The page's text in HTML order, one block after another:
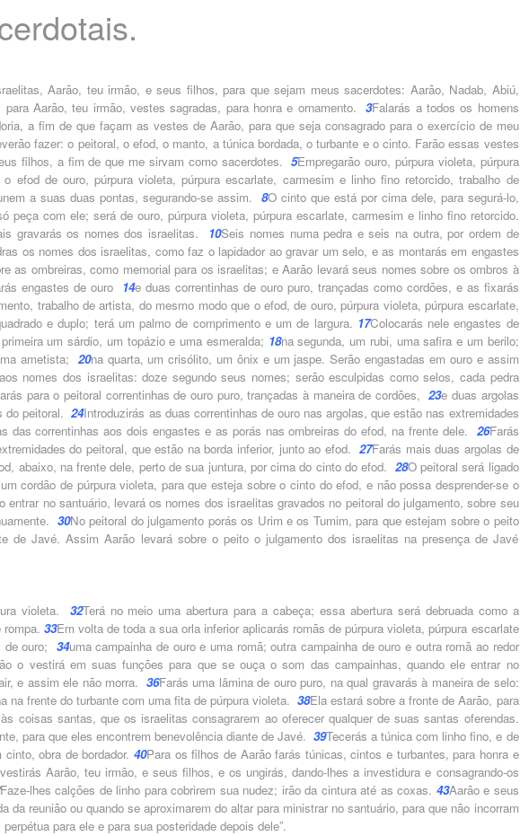
Aarão, teu irmão, e seus filhos, para que sejam meus sacerdotes: Aarão, Nadab, Abiú,
para Aarão, teu irmão, vestes sagradas, para honra e ornamento.3Falarás a todos os homens
a fim de que façam as vestes de Aarão, para que seja consagrado para o exercício de meu
fazer: o peitoral, o efod, o manto, a túnica bordada, o turbante e o cinto. Farão essas vestes
filhos, a fim de que me sirvam como sacerdotes.5Empregarão ouro, púrpura violeta, púrpura
o efod de ouro, púrpura violeta, púrpura escarlate, carmesim e linho fino retorcido, trabalho de
a suas duas pontas, segurando-se assim. 8O cinto que está por cima dele, para segurá-lo,
peça com ele; será de ouro, púrpura violeta, púrpura escarlate, carmesim e linho fino retorcido.
gravarás os nomes dos israelitas. 10Seis nomes numa pedra e seis na outra, por ordem de
os nomes dos israelitas, como faz o lapidador ao gravar um selo, e as montarás em engastes
as ombreiras, como memorial para os israelitas; e Aarão levará seus nomes sobre os ombros à
engastes de ouro 14e duas correntinhas de ouro puro, trançadas como cordões, e as fixarás
trabalho de artista, do mesmo modo que o efod, de ouro, púrpura violeta, púrpura escarlate,
e duplo; terá um palmo de comprimento e um de largura. 17Colocarás nele engastes de
um sárdio, um topázio e uma esmeralda; 18na segunda, um rubi, uma safira e um berilo;
ametista; 20na quarta, um crisólito, um ônix e um jaspe. Serão engastadas em ouro e assim
nomes dos israelitas: doze segundo seus nomes; serão esculpidas como selos, cada pedra
para o peitoral correntinhas de ouro puro, trançadas à maneira de cordões,23e duas argolas
do peitoral.24Introduzirás as duas correntinhas de ouro nas argolas, que estão nas extremidades
das correntinhas aos dois engastes e as porás nas ombreiras do efod, na frente dele. 26Farás
do peitoral, que estão na borda inferior, junto ao efod.27Farás mais duas argolas de
abaixo, na frente dele, perto de sua juntura, por cima do cinto do efod. 28O peitoral será ligado
cordão de púrpura violeta, para que esteja sobre o cinto do efod, e não possa desprender-se o
entrar no santuário, levará os nomes dos israelitas gravados no peitoral do julgamento, sobre seu
30No peitoral do julgamento porás os Urim e os Tumim, para que estejam sobre o peito
de Javé. Assim Aarão levará sobre o peito o julgamento dos israelitas na presença de Javé
violeta. 32Terá no meio uma abertura para a cabeça; essa abertura será debruada como a
rompa. 33Em volta de toda a sua orla inferior aplicarás romãs de púrpura violeta, púrpura escarlate
de ouro; 34uma campainha de ouro e uma romã; outra campainha de ouro e outra romã ao redor
o vestirá em suas funções para que se ouça o som das campainhas, quando ele entrar no
e assim ele não morra. 36Farás uma lâmina de ouro puro, na qual gravarás à maneira de selo:
na frente do turbante com uma fita de púrpura violeta.38Ela estará sobre a fronte de Aarão, para
coisas santas, que os israelitas consagrarem ao oferecer qualquer de suas santas oferendas.
para que eles encontrem benevolência diante de Javé. 39Tecerás a túnica com linho fino, e de
obra de bordador. 40Para os filhos de Aarão farás túnicas, cintos e turbantes, para honra e
Aarão, teu irmão, e seus filhos, e os ungirás, dando-lhes a investidura e consagrando-os
Faze-lhes calções de linho para cobrirem sua nudez; irão da cintura até as coxas. 43Aarão e seus
da reunião ou quando se aproximarem do altar para ministrar no santuário, para que não incorram
para ele e para sua posteridade depois dele”.